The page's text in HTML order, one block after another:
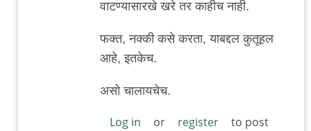
वाटण्यासारखे खरे तर काहीच नाही.
फक्त, नक्की कसे करता, याबद्दल कुतूहल
आहे, इतकेच.
असो चालायचेच.
Log in or register
to post